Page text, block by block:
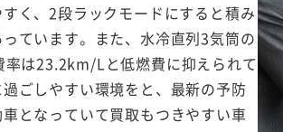
く、2段ラックモードにすると積み
ています。また、水冷直列3気筒の
は23.2km/Lと低燃費に抑えられて
ごしやすい環境をと、最新の予防
となっていて買取もつきやすい車